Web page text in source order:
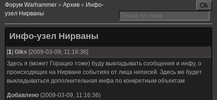
Форум Warhammer » Архив » Инфо-
узел Нирваны
Инфо-узел Нирваны
[1] Giks [2009-03-09, 11:16:36]
Здесь я (может Горацио тоже) буду выкладывать сообщения и инфу, о
происходящих на Нирване событиях от лица неписей. Здесь же будет
выкладываться дополнительная инфа по конкретным объектам
Добавлено (2009-03-09, 11:16:36)